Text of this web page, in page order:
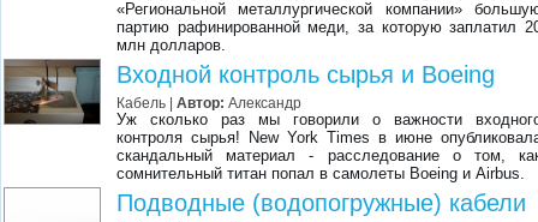
«Региональной металлургической компании»
партию рафинированной меди, за которую заплатил
млн долларов.
Входной контроль сырья и Boeing
Кабель |Автор: Александр
Уж сколько раз мы говорили о важности
контроля сырья! New York Times в июне
скандальный материал - расследование о том,
сомнительный титан попал в самолеты Boeing и Airbus.
Подводные (водопогружные) кабели